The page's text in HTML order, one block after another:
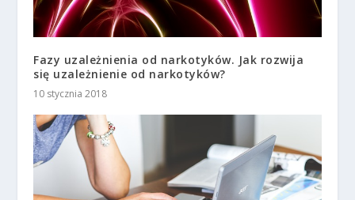
Fazy uzależnienia od narkotyków. Jak rozwija
się uzależnienie od narkotyków?
10 stycznia 2018